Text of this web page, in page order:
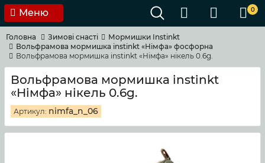
Меню 0
Головна Зимовi снастi
Мормишки Instinkt
Вольфрамова мормишка instinkt «Німфа» фосфорна
Вольфрамова мормишка instinkt «Німфа» нікель 0.6g.
Вольфрамова мормишка instinkt
«Німфа» нікель 0.6g.
Артикул: nimfa_n_06